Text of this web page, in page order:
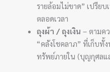
รายล้อมไม่ขาด” เปรีย
ตลอดเวลา
ถุงผ้า / ถุงเงิน – ตามค
“คลังโชคลาภ” ที่เก็บทั้
ทรัพย์ภายใน (บุญกุศลแ